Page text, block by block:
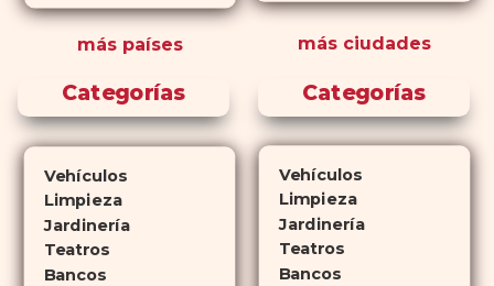
de la misma manera y tienen
perfiles de efectos secundarios
diferencia? El tiempo.comprar
Cialisejerce sus efectos hasta 4
veces más tiempo que Viagra, lo
atractiva para quienes no desean
planificar sus actividades
románticas con antelación.
más países más ciudades
Categorías
Vehículos
Limpieza
Jardinería
Teatros
Bancos
Categorías
Vehículos
Limpieza
Jardinería
Teatros
Bancos